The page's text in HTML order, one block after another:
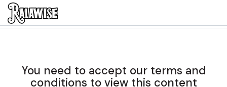
You need to accept our terms and
conditions to view this content